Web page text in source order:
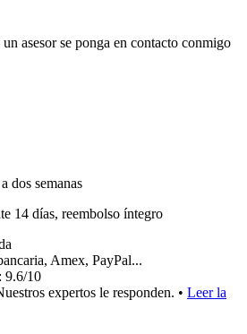
asesor se ponga en contacto conmigo
dos semanas
14 días, reembolso íntegro
Amex, PayPal...
: 9.6/10
expertos le responden. • Leer la